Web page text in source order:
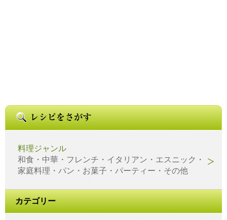
料理ジャンル
和食・中華・フレンチ・イタリアン・エスニック・
家庭料理・パン・お菓子・パーティー・その他
カテゴリー